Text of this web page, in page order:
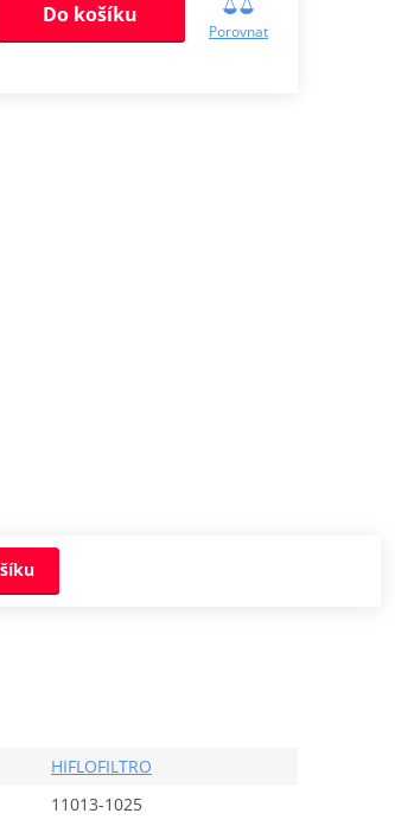
Do košíku
Porovnat
HIFLOFILTRO
11013-1025